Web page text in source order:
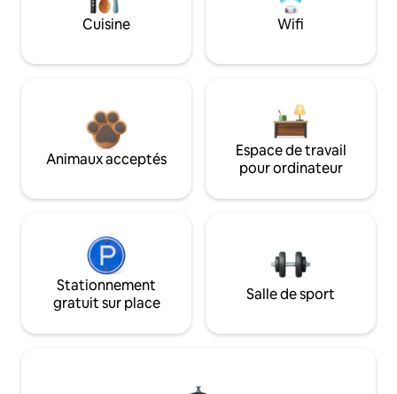
Cuisine Wifi
Animaux acceptés
Espace de travail
pour ordinateur
Stationnement
gratuit sur place
Salle de sport